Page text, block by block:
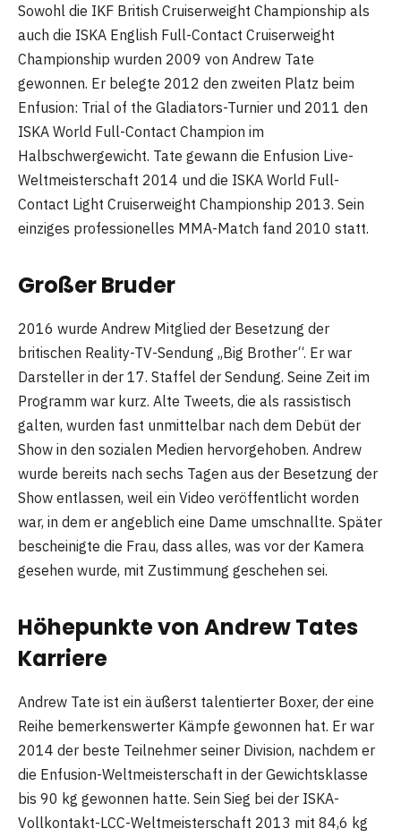
Sowohl die IKF British Cruiserweight Championship als
auch die ISKA English Full-Contact Cruiserweight
Championship wurden 2009 von Andrew Tate
gewonnen. Er belegte 2012 den zweiten Platz beim
Enfusion: Trial of the Gladiators-Turnier und 2011 den
ISKA World Full-Contact Champion im
Halbschwergewicht. Tate gewann die Enfusion Live-
Weltmeisterschaft 2014 und die ISKA World Full-
Contact Light Cruiserweight Championship 2013. Sein
einziges professionelles MMA-Match fand 2010 statt.
Großer Bruder
2016 wurde Andrew Mitglied der Besetzung der
britischen Reality-TV-Sendung „Big Brother“. Er war
Darsteller in der 17. Staffel der Sendung. Seine Zeit im
Programm war kurz. Alte Tweets, die als rassistisch
galten, wurden fast unmittelbar nach dem Debüt der
Show in den sozialen Medien hervorgehoben. Andrew
wurde bereits nach sechs Tagen aus der Besetzung der
Show entlassen, weil ein Video veröffentlicht worden
war, in dem er angeblich eine Dame umschnallte. Später
bescheinigte die Frau, dass alles, was vor der Kamera
gesehen wurde, mit Zustimmung geschehen sei.
Höhepunkte von Andrew Tates
Karriere
Andrew Tate ist ein äußerst talentierter Boxer, der eine
Reihe bemerkenswerter Kämpfe gewonnen hat. Er war
2014 der beste Teilnehmer seiner Division, nachdem er
die Enfusion-Weltmeisterschaft in der Gewichtsklasse
bis 90 kg gewonnen hatte. Sein Sieg bei der ISKA-
Vollkontakt-LCC-Weltmeisterschaft 2013 mit 84,6 kg